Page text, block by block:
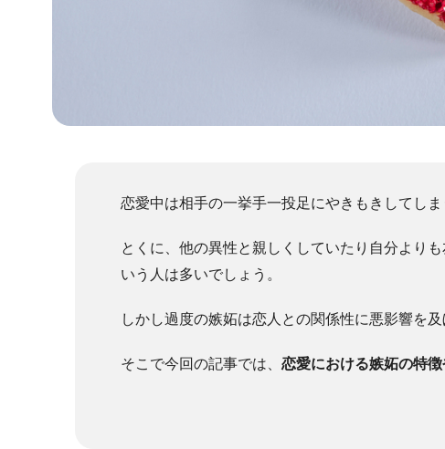
恋愛中は相手の一挙手一投足にやきもきしてしま
とくに、他の異性と親しくしていたり自分より
いう人は多いでしょう。
しかし過度の嫉妬は恋人との関係性に悪影響を及
そこで今回の記事では、 恋愛における嫉妬の特